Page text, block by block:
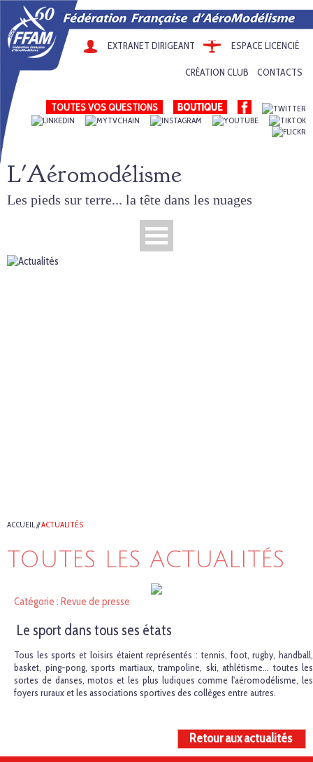
EXTRANET DIRIGEANT ESPACE LICENCIÉ
CRÉATION CLUB CONTACTS
TOUTES VOS QUESTIONS
L'Aéromodélisme
Les pieds sur terre... la tête dans les nuages
ACCUEIL//ACTUALITÉS
TOUTES LES ACTUALITÉS
Catégorie : Revue de presse
Le sport dans tous ses états
Tous les sports et loisirs étaient représentés : tennis, foot, rugby, handball,
basket, ping-pong, sports martiaux, trampoline, ski, athlétisme… toutes les
sortes de danses, motos et les plus ludiques comme l'aéromodélisme, les
foyers ruraux et les associations sportives des collèges entre autres.
Retour aux actualités